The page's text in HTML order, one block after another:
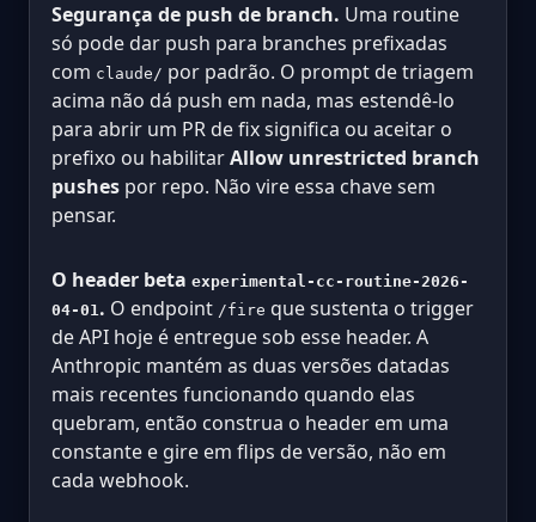
Segurança de push de branch. Uma routine
só pode dar push para branches prefixadas
com claude/ por padrão. O prompt de triagem
acima não dá push em nada, mas estendê-lo
para abrir um PR de fix significa ou aceitar o
prefixo ou habilitarAllow unrestricted branch
pushes por repo. Não vire essa chave sem
pensar.
O header beta experimental-cc-routine-2026-
04-01. O endpoint /fire que sustenta o trigger
de API hoje é entregue sob esse header. A
Anthropic mantém as duas versões datadas
mais recentes funcionando quando elas
quebram, então construa o header em uma
constante e gire em flips de versão, não em
cada webhook.